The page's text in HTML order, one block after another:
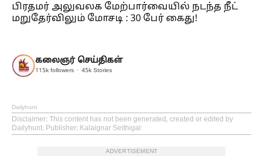
பிரதமர் அலுவலக மேற்பார்வையில் நடந்த நீட்
மறுதேர்விலும் மோசடி : 30 பேர் கைது!
கலைஞர் செய்திகள்
115k followers 45k Stories
Dailyhunt
Disclaimer: This content has not been generated, created or edited by
Dailyhunt. Publisher: Kalaignar Seithigal
ADVERTISEMENT